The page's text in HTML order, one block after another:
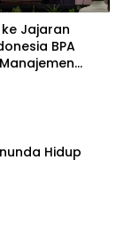
ke Jajaran
BPA
Hidup